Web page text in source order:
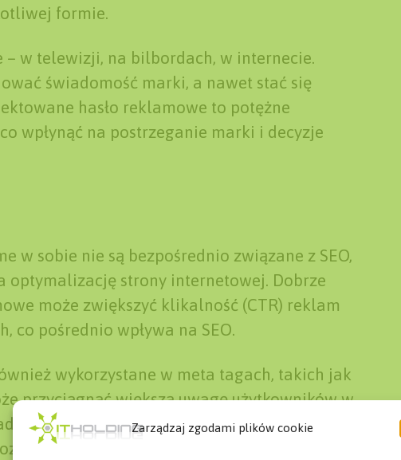
Zarządzaj zgodami plików cookie
formie.
– w telewizji, na bilbordach, w internecie.
świadomość marki, a nawet stać się
hasło reklamowe to potężne
wpłynąć na postrzeganie marki i decyzje
w sobie nie są bezpośrednio związane z SEO,
optymalizację strony internetowej. Dobrze
może zwiększyć klikalność (CTR) reklam
co pośrednio wpływa na SEO.
wykorzystane w meta tagach, takich jak
przyciągnąć większą uwagę użytkowników w
atrakcyjne i zapamiętywalne hasła
marki i lojalność klientów, co